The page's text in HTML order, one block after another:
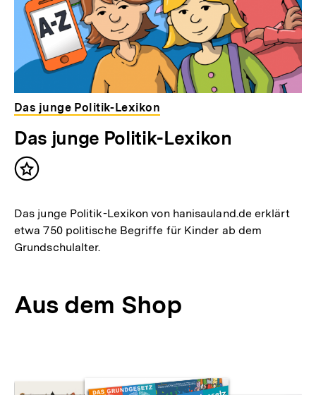
Das junge Politik-Lexikon
Das junge Politik-Lexikon
Inhalt
Das junge Politik-Lexikon von hanisauland.de erklärt
etwa 750 politische Begriffe für Kinder ab dem
Grundschulalter.
Aus dem Shop